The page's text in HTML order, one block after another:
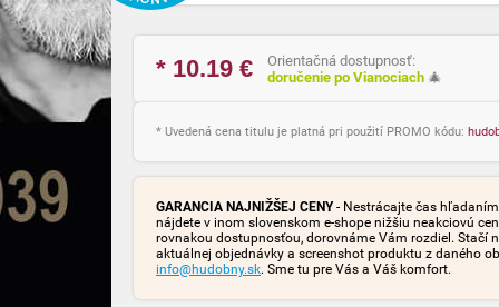
* 10.19 €
Orientačná dostupnosť:
doručenie po Vianociach 🎄
* Uvedená cena titulu je platná pri použití PROMO kódu:
GARANCIA NAJNIŽŠEJ CENY- Nestrácajte čas
nájdete v inom slovenskom e-shope nižšiu neakciovú
rovnakou dostupnosťou, dorovnáme Vám rozdiel. Stačí
aktuálnej objednávky a screenshot produktu z daného
info@hudobny.sk. Sme tu pre Vás a Váš komfort.